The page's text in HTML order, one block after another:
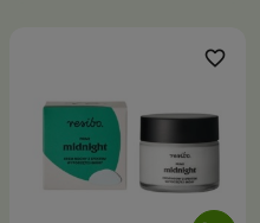
favorite_border